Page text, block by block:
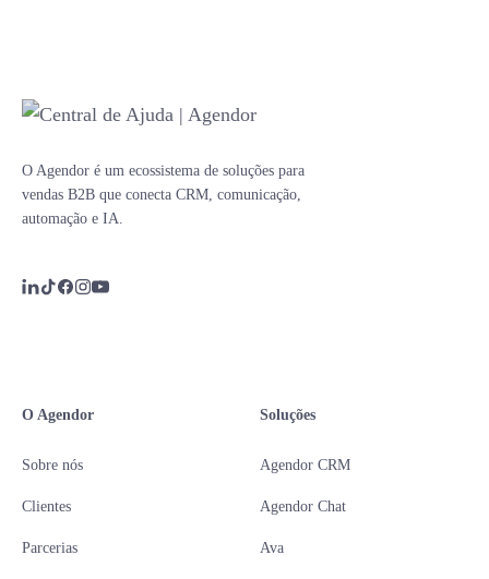
O Agendor é um ecossistema de soluções para
vendas B2B que conecta CRM, comunicação,
automação e IA.
O Agendor
Sobre nós
Clientes
Parcerias
Soluções
Agendor CRM
Agendor Chat
Ava